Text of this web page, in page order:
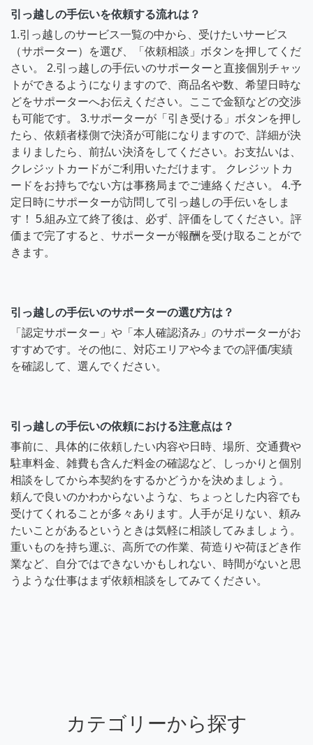
引っ越しの手伝いを依頼する流れは？
1.引っ越しのサービス一覧の中から、受けたいサービス
（サポーター）を選び、「依頼相談」ボタンを押してくだ
さい。 2.引っ越しの手伝いのサポーターと直接個別チャッ
トができるようになりますので、商品名や数、希望日時な
どをサポーターへお伝えください。ここで金額などの交渉
も可能です。 3.サポーターが「引き受ける」ボタンを押し
たら、依頼者様側で決済が可能になりますので、詳細が決
まりましたら、前払い決済をしてください。お支払いは、
クレジットカードがご利用いただけます。 クレジットカ
ードをお持ちでない方は事務局までご連絡ください。 4.予
定日時にサポーターが訪問して引っ越しの手伝いをしま
す！ 5.組み立て終了後は、必ず、評価をしてください。評
価まで完了すると、サポーターが報酬を受け取ることがで
きます。
引っ越しの手伝いのサポーターの選び方は？
「認定サポーター」や「本人確認済み」のサポーターがお
すすめです。その他に、対応エリアや今までの評価/実績
を確認して、選んでください。
引っ越しの手伝いの依頼における注意点は？
事前に、具体的に依頼したい内容や日時、場所、交通費や
駐車料金、雑費も含んだ料金の確認など、しっかりと個別
相談をしてから本契約をするかどうかを決めましょう。
頼んで良いのかわからないような、ちょっとした内容でも
受けてくれることが多々あります。人手が足りない、頼み
たいことがあるというときは気軽に相談してみましょう。
重いものを持ち運ぶ、高所での作業、荷造りや荷ほどき作
業など、自分ではできないかもしれない、時間がないと思
うような仕事はまず依頼相談をしてみてください。
カテゴリーから探す